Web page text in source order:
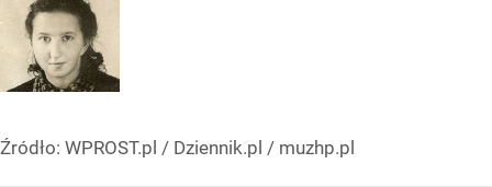
Źródło: WPROST.pl / Dziennik.pl / muzhp.pl